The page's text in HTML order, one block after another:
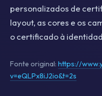
personalizados de
layout, as cores e os
o certificado à
Fonte original: https://
v=eQLPx8iJ2io&t=2s